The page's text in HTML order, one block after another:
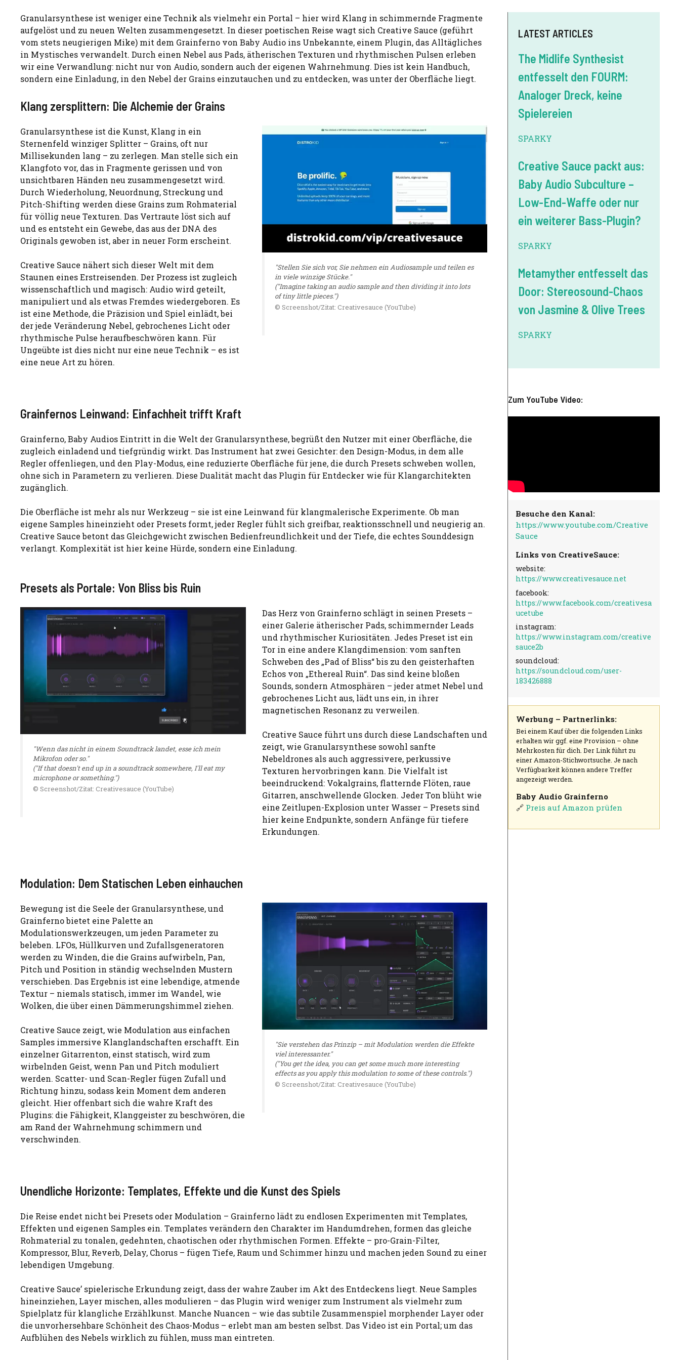
Granularsynthese ist weniger eine Technik als vielmehr ein Portal – hier wird Klang in schimmernde Fragmente
aufgelöst und zu neuen Welten zusammengesetzt. In dieser poetischen Reise wagt sich Creative Sauce (geführt
vom stets neugierigen Mike) mit dem Grainferno von Baby Audio ins Unbekannte, einem Plugin, das Alltägliches
in Mystisches verwandelt. Durch einen Nebel aus Pads, ätherischen Texturen und rhythmischen Pulsen erleben
wir eine Verwandlung: nicht nur von Audio, sondern auch der eigenen Wahrnehmung. Dies ist kein Handbuch,
sondern eine Einladung, in den Nebel der Grains einzutauchen und zu entdecken, was unter der Oberfläche liegt.
Klang zersplittern: Die Alchemie der Grains
Granularsynthese ist die Kunst, Klang in ein
Sternenfeld winziger Splitter – Grains, oft nur
Millisekunden lang – zu zerlegen. Man stelle sich ein
Klangfoto vor, das in Fragmente gerissen und von
unsichtbaren Händen neu zusammengesetzt wird.
Durch Wiederholung, Neuordnung, Streckung und
Pitch-Shifting werden diese Grains zum Rohmaterial
für völlig neue Texturen. Das Vertraute löst sich auf
und es entsteht ein Gewebe, das aus der DNA des
Originals gewoben ist, aber in neuer Form erscheint.
Creative Sauce nähert sich dieser Welt mit dem
Staunen eines Erstreisenden. Der Prozess ist zugleich
wissenschaftlich und magisch: Audio wird geteilt,
manipuliert und als etwas Fremdes wiedergeboren. Es
ist eine Methode, die Präzision und Spiel einlädt, bei
der jede Veränderung Nebel, gebrochenes Licht oder
rhythmische Pulse heraufbeschwören kann. Für
Ungeübte ist dies nicht nur eine neue Technik – es ist
eine neue Art zu hören.
"Stellen Sie sich vor, Sie nehmen ein Audiosample und teilen es
in viele winzige Stücke."
("Imagine taking an audio sample and then dividing it into lots
of tiny little pieces.")
© Screenshot/Zitat: Creativesauce (YouTube)
Grainfernos Leinwand: Einfachheit trifft Kraft
Grainferno, Baby Audios Eintritt in die Welt der Granularsynthese, begrüßt den Nutzer mit einer Oberfläche, die
zugleich einladend und tiefgründig wirkt. Das Instrument hat zwei Gesichter: den Design-Modus, in dem alle
Regler offenliegen, und den Play-Modus, eine reduzierte Oberfläche für jene, die durch Presets schweben wollen,
ohne sich in Parametern zu verlieren. Diese Dualität macht das Plugin für Entdecker wie für Klangarchitekten
zugänglich.
Die Oberfläche ist mehr als nur Werkzeug – sie ist eine Leinwand für klangmalerische Experimente. Ob man
eigene Samples hineinzieht oder Presets formt, jeder Regler fühlt sich greifbar, reaktionsschnell und neugierig an.
Creative Sauce betont das Gleichgewicht zwischen Bedienfreundlichkeit und der Tiefe, die echtes Sounddesign
verlangt. Komplexität ist hier keine Hürde, sondern eine Einladung.
Presets als Portale: Von Bliss bis Ruin
"Wenn das nicht in einem Soundtrack landet, esse ich mein
Mikrofon oder so."
("If that doesn't end up in a soundtrack somewhere, I'll eat my
microphone or something.")
© Screenshot/Zitat: Creativesauce (YouTube)
Das Herz von Grainferno schlägt in seinen Presets –
einer Galerie ätherischer Pads, schimmernder Leads
und rhythmischer Kuriositäten. Jedes Preset ist ein
Tor in eine andere Klangdimension: vom sanften
Schweben des „Pad of Bliss“ bis zu den geisterhaften
Echos von „Ethereal Ruin“. Das sind keine bloßen
Sounds, sondern Atmosphären – jeder atmet Nebel und
gebrochenes Licht aus, lädt uns ein, in ihrer
magnetischen Resonanz zu verweilen.
Creative Sauce führt uns durch diese Landschaften und
zeigt, wie Granularsynthese sowohl sanfte
Nebeldrones als auch aggressivere, perkussive
Texturen hervorbringen kann. Die Vielfalt ist
beeindruckend: Vokalgrains, flatternde Flöten, raue
Gitarren, anschwellende Glocken. Jeder Ton blüht wie
eine Zeitlupen-Explosion unter Wasser – Presets sind
hier keine Endpunkte, sondern Anfänge für tiefere
Erkundungen.
Modulation: Dem Statischen Leben einhauchen
Bewegung ist die Seele der Granularsynthese, und
Grainferno bietet eine Palette an
Modulationswerkzeugen, um jeden Parameter zu
beleben. LFOs, Hüllkurven und Zufallsgeneratoren
werden zu Winden, die die Grains aufwirbeln, Pan,
Pitch und Position in ständig wechselnden Mustern
verschieben. Das Ergebnis ist eine lebendige, atmende
Textur – niemals statisch, immer im Wandel, wie
Wolken, die über einen Dämmerungshimmel ziehen.
Creative Sauce zeigt, wie Modulation aus einfachen
Samples immersive Klanglandschaften erschafft. Ein
einzelner Gitarrenton, einst statisch, wird zum
wirbelnden Geist, wenn Pan und Pitch moduliert
werden. Scatter- und Scan-Regler fügen Zufall und
Richtung hinzu, sodass kein Moment dem anderen
gleicht. Hier offenbart sich die wahre Kraft des
Plugins: die Fähigkeit, Klanggeister zu beschwören, die
am Rand der Wahrnehmung schimmern und
verschwinden.
"Sie verstehen das Prinzip – mit Modulation werden die Effekte
viel interessanter."
("You get the idea, you can get some much more interesting
effects as you apply this modulation to some of these controls.")
© Screenshot/Zitat: Creativesauce (YouTube)
Unendliche Horizonte: Templates, Effekte und die Kunst des Spiels
Die Reise endet nicht bei Presets oder Modulation – Grainferno lädt zu endlosen Experimenten mit Templates,
Effekten und eigenen Samples ein. Templates verändern den Charakter im Handumdrehen, formen das gleiche
Rohmaterial zu tonalen, gedehnten, chaotischen oder rhythmischen Formen. Effekte – pro-Grain-Filter,
Kompressor, Blur, Reverb, Delay, Chorus – fügen Tiefe, Raum und Schimmer hinzu und machen jeden Sound zu einer
lebendigen Umgebung.
Creative Sauce’ spielerische Erkundung zeigt, dass der wahre Zauber im Akt des Entdeckens liegt. Neue Samples
hineinziehen, Layer mischen, alles modulieren – das Plugin wird weniger zum Instrument als vielmehr zum
Spielplatz für klangliche Erzählkunst. Manche Nuancen – wie das subtile Zusammenspiel morphender Layer oder
die unvorhersehbare Schönheit des Chaos-Modus – erlebt man am besten selbst. Das Video ist ein Portal; um das
Aufblühen des Nebels wirklich zu fühlen, muss man eintreten.
LATEST ARTICLES
The Midlife Synthesist
entfesselt den FOURM:
Analoger Dreck, keine
Spielereien
SPARKY
Creative Sauce packt aus:
Baby Audio Subculture –
Low-End-Waffe oder nur
ein weiterer Bass-Plugin?
SPARKY
Metamyther entfesselt das
Door: Stereosound-Chaos
von Jasmine & Olive Trees
SPARKY
Zum YouTube Video:
Besuche den Kanal:
https://www.youtube.com/Creative
Sauce
Links von CreativeSauce:
website:
https://www.creativesauce.net
facebook:
https://www.facebook.com/creativesa
ucetube
instagram:
https://www.instagram.com/creative
sauce2b
soundcloud:
https://soundcloud.com/user-
183426888
Werbung – Partnerlinks:
Bei einem Kauf über die folgenden Links
erhalten wir ggf. eine Provision – ohne
Mehrkosten für dich. Der Link führt zu
einer Amazon-Stichwortsuche. Je nach
Verfügbarkeit können andere Treffer
angezeigt werden.
Baby Audio Grainferno
🔗 Preis auf Amazon prüfen